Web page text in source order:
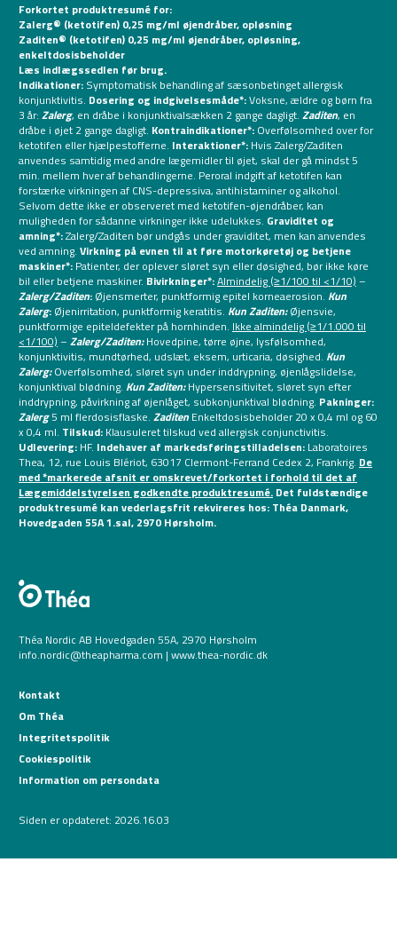
Forkortet produktresumé for:
Zalerg® (ketotifen) 0,25 mg/ml øjendråber, opløsning
Zaditen® (ketotifen) 0,25 mg/ml øjendråber, opløsning,
enkeltdosisbeholder
Læs indlægssedlen før brug.
Indikationer: Symptomatisk behandling af sæsonbetinget allergisk
konjunktivitis. Dosering og indgivelsesmåde*:Voksne, ældre og børn fra
3 år: Zalerg, en dråbe i konjunktivalsækken 2 gange dagligt. Zaditen, en
dråbe i øjet 2 gange dagligt. Kontraindikationer*: Overfølsomhed over for
ketotifen eller hjælpestofferne. Interaktioner*: Hvis Zalerg/Zaditen
anvendes samtidig med andre lægemidler til øjet, skal der gå mindst 5
min. mellem hver af behandlingerne. Peroral indgift af ketotifen kan
forstærke virkningen af CNS-depressiva, antihistaminer og alkohol.
Selvom dette ikke er observeret med ketotifen-øjendråber, kan
muligheden for sådanne virkninger ikke udelukkes. Graviditet og
amning*:Zalerg/Zaditen bør undgås under graviditet, men kan anvendes
ved amning. Virkning på evnen til at føre motorkøretøj og betjene
maskiner*: Patienter, der oplever sløret syn eller døsighed, bør ikke køre
bil eller betjene maskiner. Bivirkninger*:Almindelig (≥1/100 til <1/10) –
Zalerg/Zaditen: Øjensmerter, punktformig epitel korneaerosion. Kun
Zalerg: Øjenirritation, punktformig keratitis. Kun Zaditen:Øjensvie,
punktformige epiteldefekter på hornhinden. Ikke almindelig (≥1/1.000 til
<1/100) – Zalerg/Zaditen:Hovedpine, tørre øjne, lysfølsomhed,
konjunktivitis, mundtørhed, udslæt, eksem, urticaria, døsighed. Kun
Zalerg:Overfølsomhed, sløret syn under inddrypning, øjenlågslidelse,
konjunktival blødning. Kun Zaditen:Hypersensitivitet, sløret syn efter
inddrypning, påvirkning af øjenlåget, subkonjunktival blødning. Pakninger:
Zalerg5 ml flerdosisflaske. Zaditen Enkeltdosisbeholder 20 x 0,4 ml og 60
x 0,4 ml. Tilskud: Klausuleret tilskud ved allergisk conjunctivitis.
Udlevering: HF. Indehaver af markedsføringstilladelsen: Laboratoires
Thea, 12, rue Louis Blériot, 63017 Clermont-Ferrand Cedex 2, Frankrig. De
med *markerede afsnit er omskrevet/forkortet i forhold til det af
Lægemiddelstyrelsen godkendte produktresumé. Det fuldstændige
produktresumé kan vederlagsfrit rekvireres hos: Théa Danmark,
Hovedgaden 55A 1.sal, 2970 Hørsholm.
Théa Nordic AB Hovedgaden 55A, 2970 Hørsholm
info.nordic@theapharma.com | www.thea-nordic.dk
Kontakt
Om Théa
Integritetspolitik
Cookiespolitik
Information om persondata
Siden er opdateret: 2026.16.03